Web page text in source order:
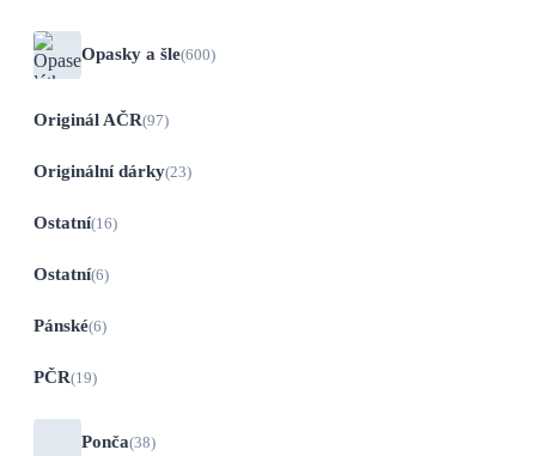
Opasky a šle(600)
Originál AČR(97)
Originální dárky(23)
Ostatní(16)
Ostatní(6)
Pánské(6)
PČR(19)
Ponča(38)